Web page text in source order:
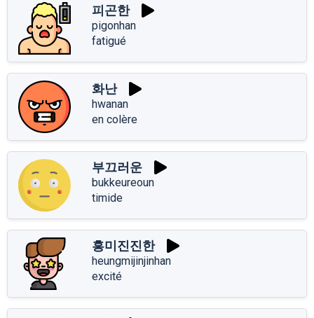
피곤한
pigonhan
fatigué
화난
hwanan
en colère
부끄러운
bukkeureoun
timide
흥미진진한
heungmijinjinhan
excité